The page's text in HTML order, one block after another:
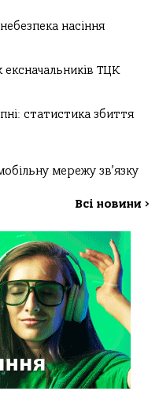
насіння
ТЦК
статистика збиття
мережу зв’язку
Всі новини >